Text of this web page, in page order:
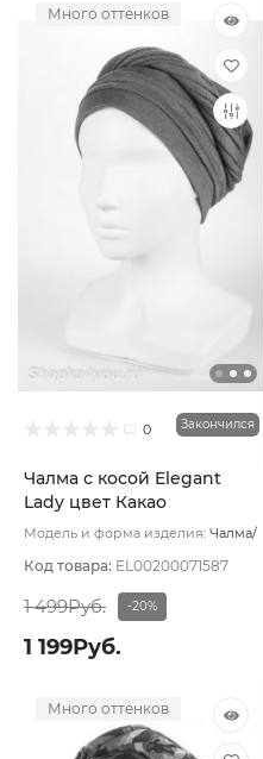
Много оттенков
0 Закончился
Чалма с косой Elegant
Lady цвет Какао
Модель и форма изделия: Чалма/
Коричневый
Код товара: EL00200071587
1 499Руб. -20%
1 199Руб.
Много оттенков